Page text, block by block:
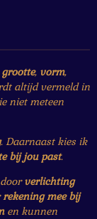
grootte, vorm,
altijd vermeld in
niet meteen
. Daarnaast kies ik
bij jou past.
verlichting
rekening mee bij
en kunnen